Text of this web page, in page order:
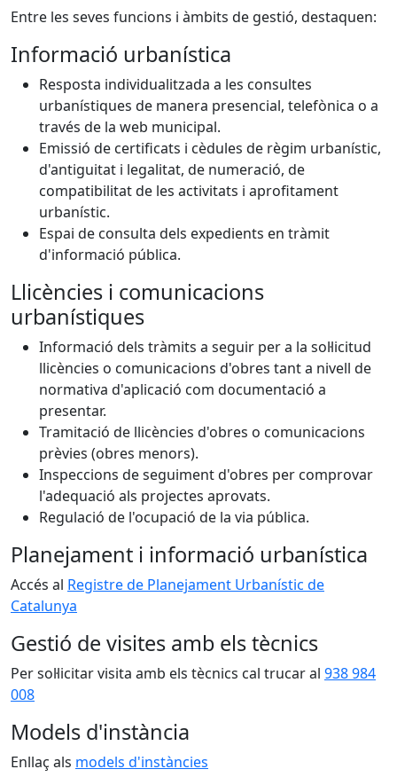
Entre les seves funcions i àmbits de gestió, destaquen:
Informació urbanística
Resposta individualitzada a les consultes
urbanístiques de manera presencial, telefònica o a
través de la web municipal.
Emissió de certificats i cèdules de règim urbanístic,
d'antiguitat i legalitat, de numeració, de
compatibilitat de les activitats i aprofitament
urbanístic.
Espai de consulta dels expedients en tràmit
d'informació pública.
Llicències i comunicacions
urbanístiques
Informació dels tràmits a seguir per a la sol·licitud
llicències o comunicacions d'obres tant a nivell de
normativa d'aplicació com documentació a
presentar.
Tramitació de llicències d'obres o comunicacions
prèvies (obres menors).
Inspeccions de seguiment d'obres per comprovar
l'adequació als projectes aprovats.
Regulació de l'ocupació de la via pública.
Planejament i informació urbanística
Accés al Registre de Planejament Urbanístic de
Catalunya
Gestió de visites amb els tècnics
Per sol·licitar visita amb els tècnics cal trucar al 938 984
008
Models d'instància
Enllaç als models d'instàncies